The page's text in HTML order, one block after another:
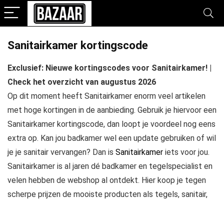
Sanitairkamer kortingscode
Exclusief: Nieuwe kortingscodes voor Sanitairkamer! |
Check het overzicht van augustus 2026
Op dit moment heeft Sanitairkamer enorm veel artikelen
met hoge kortingen in de aanbieding. Gebruik je hiervoor een
Sanitairkamer kortingscode, dan loopt je voordeel nog eens
extra op. Kan jou badkamer wel een update gebruiken of wil
je je sanitair vervangen? Dan is Sanitairkamer iets voor jou.
Sanitairkamer is al jaren dé badkamer en tegelspecialist en
velen hebben de webshop al ontdekt. Hier koop je tegen
scherpe prijzen de mooiste producten als tegels, sanitair,